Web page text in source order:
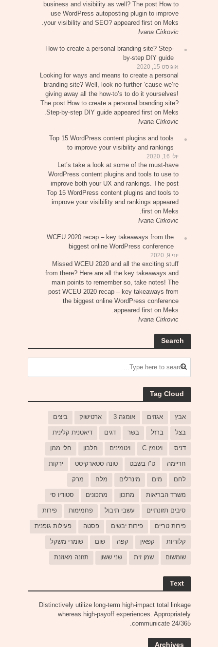
business and visibility as well? The post How to
use WordPress autoposting plugin to improve
your visibility and SEO? appeared first on Meks.
Ivana Cirkovic
How to create a personal branding site? Step-
by-step DIY guide
אוגוסט 15, 2020
Looking for ways and means to create a personal
branding site? Well, look no further ’cause we’re
giving away all the how-to’s to do it yourselves!
The post How to create a personal branding site?
Step-by-step DIY guide appeared first on Meks.
Ivana Cirkovic
Top 15 WordPress content plugins and tools
to improve your visibility and rankings
יולי 16, 2020
Let’s take a look at some of the must-have
WordPress content plugins and tools to use to
improve both your UX and rankings. The post
Top 15 WordPress content plugins and tools to
improve your visibility and rankings appeared
first on Meks.
Ivana Cirkovic
WCEU 2020 recap – key takeaways from the
biggest online WordPress conference
יוני 9, 2020
Missed WCEU 2020 and all the exciting stuff
from there? Here are all the key takeaways and
main points to remember so, take notes! The
post WCEU 2020 recap – key takeaways from
the biggest online WordPress conference
appeared first on Meks.
Ivana Cirkovic
Search
Tag Cloud
אבץ אגוזים אומגה 3 ארטישוק ביצים
בצל ברזל בשר דגים דיאטנית קלינית
דניס ויטמין C ויטמינים חלבון חלי ממן
חריימה ט"ו בשבט טונה סטארקיסט ירקות
לחם מים מינרלים מלח מרק
משרד הבריאות מתכון מתכונים סטודיו סי
סיבים תזונתיים עשבי תיבול פחמימות פירות
פירות טריים פירות יבשים פסטה פעילות גופנית
קלוריות קפאין קפה שום שומרי משקל
שומשום שמן זית שני ששון תזונה מאוזנת
Text
Distinctively utilize long-term high-impact total linkage
whereas high-payoff experiences. Appropriately
communicate 24/365.
Archives